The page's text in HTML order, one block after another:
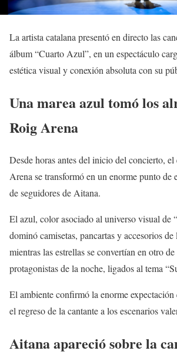
La artista catalana presentó en directo las
álbum “Cuarto Azul”, en un espectáculo
estética visual y conexión absoluta con su
Una marea azul tomó los
Roig Arena
Desde horas antes del inicio del concierto,
Arena se transformó en un enorme punto de
de seguidores de Aitana.
El azul, color asociado al universo visual de
dominó camisetas, pancartas y accesorios de
mientras las estrellas se convertían en otro
protagonistas de la noche, ligados al tema
El ambiente confirmó la enorme expectación
el regreso de la cantante a los escenarios
Aitana apareció sobre la